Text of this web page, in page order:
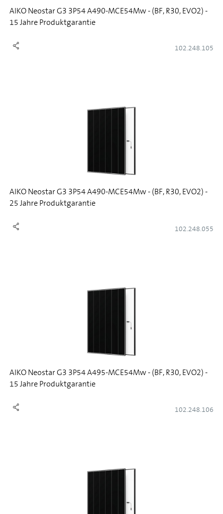
AIKO Neostar G3 3P54 A490-MCE54Mw - (BF, R30, EVO2) -
15 Jahre Produktgarantie
102.248.105
AIKO Neostar G3 3P54 A490-MCE54Mw - (BF, R30, EVO2) -
25 Jahre Produktgarantie
102.248.055
AIKO Neostar G3 3P54 A495-MCE54Mw - (BF, R30, EVO2) -
15 Jahre Produktgarantie
102.248.106